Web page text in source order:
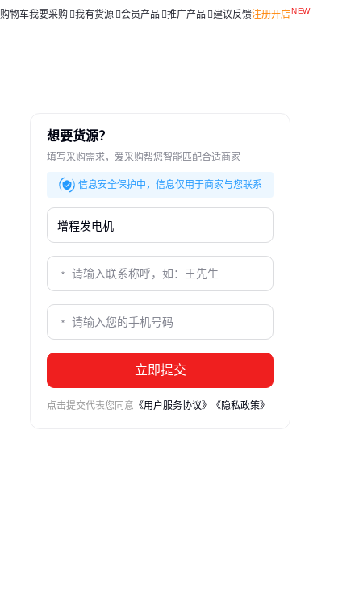
购物车我要采购 我有货源 会员产品 推广产品 建议反馈注册开店
想要货源？
填写采购需求，爱采购帮您智能匹配合适商家
信息安全保护中，信息仅用于商家与您联系
立即提交
点击提交代表您同意 《用户服务协议》 《隐私政策》